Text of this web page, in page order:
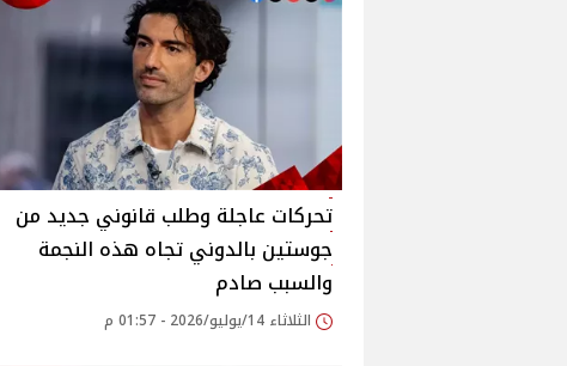
تحركات عاجلة وطلب قانوني جديد من
جوستين بالدوني تجاه هذه النجمة
والسبب صادم
الثلاثاء 14/يوليو/2026 - 01:57 م